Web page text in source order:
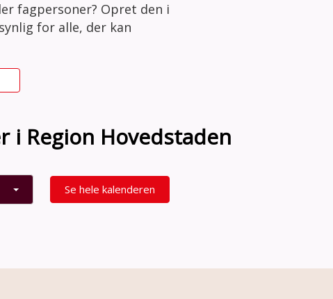
fagpersoner? Opret den i
for alle, der kan
i Region Hovedstaden
Se hele kalenderen